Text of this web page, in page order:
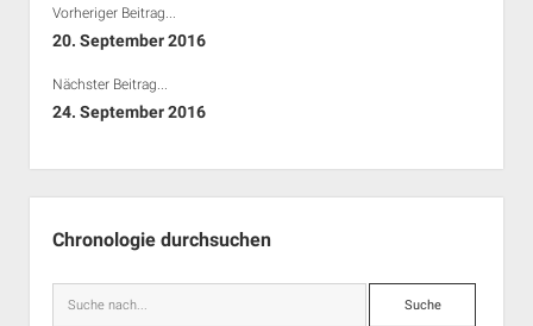
Vorheriger Beitrag...
20. September 2016
Nächster Beitrag...
24. September 2016
Chronologie durchsuchen
Suche